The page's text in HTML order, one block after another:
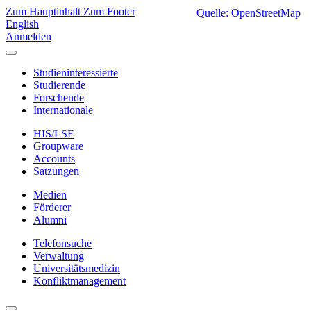
Zum Hauptinhalt Zum Footer
English
Anmelden
Studieninteressierte
Studierende
Forschende
Internationale
HIS/LSF
Groupware
Accounts
Satzungen
Medien
Förderer
Alumni
Telefonsuche
Verwaltung
Universitätsmedizin
Konfliktmanagement
Quelle: OpenStreetMap